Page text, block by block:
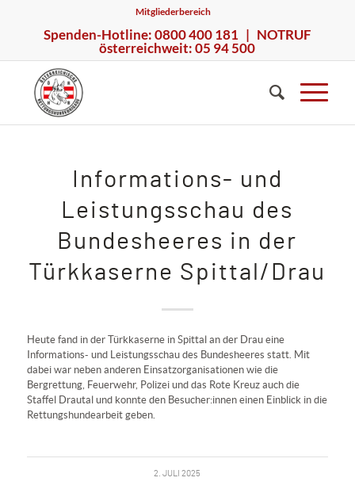
Mitgliederbereich
Spenden-Hotline: 0800 400 181 | NOTRUF
österreichweit: 05 94 500
Informations- und
Leistungsschau des
Bundesheeres in der
Türkkaserne Spittal/Drau
Heute fand in der Türkkaserne in Spittal an der Drau eine
Informations- und Leistungsschau des Bundesheeres statt. Mit
dabei war neben anderen Einsatzorganisationen wie die
Bergrettung, Feuerwehr, Polizei und das Rote Kreuz auch die
Staffel Drautal und konnte den Besucher:innen einen Einblick in die
Rettungshundearbeit geben.
2. JULI 2025